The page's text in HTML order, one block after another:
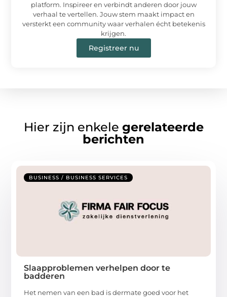
platform. Inspireer en verbindt anderen door jouw
verhaal te vertellen. Jouw stem maakt impact en
versterkt een community waar verhalen écht betekenis
krijgen.
Registreer nu
Hier zijn enkele gerelateerde
berichten
BUSINESS / BUSINESS SERVICES
Slaapproblemen verhelpen door te
badderen
Het nemen van een bad is dermate goed voor het